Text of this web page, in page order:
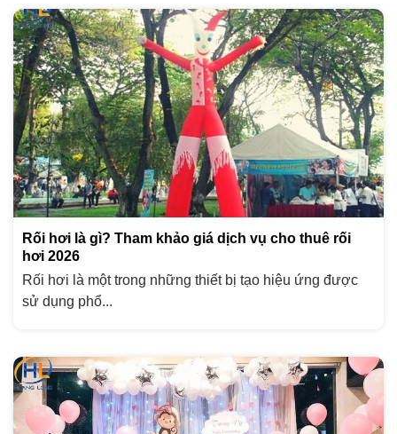
Rối hơi là gì? Tham khảo giá dịch vụ cho thuê rối
hơi 2026
Rối hơi là một trong những thiết bị tạo hiệu ứng được
sử dụng phổ...